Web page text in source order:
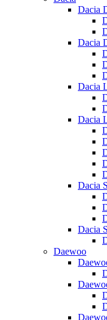
Dacia
Dacia
Dacia
Dacia
Dacia
Dacia
Daewoo